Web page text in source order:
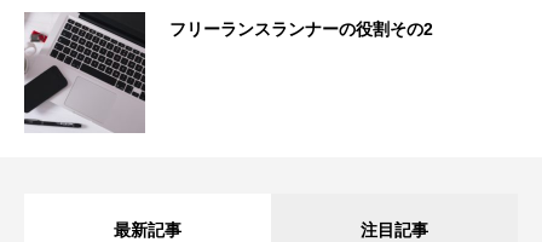
フリーランスランナーの役割その2
最新記事 注目記事